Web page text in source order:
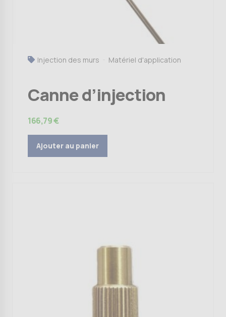
Injection des murs Matériel d'application
Canne d’injection
166,79€
Ajouter au panier